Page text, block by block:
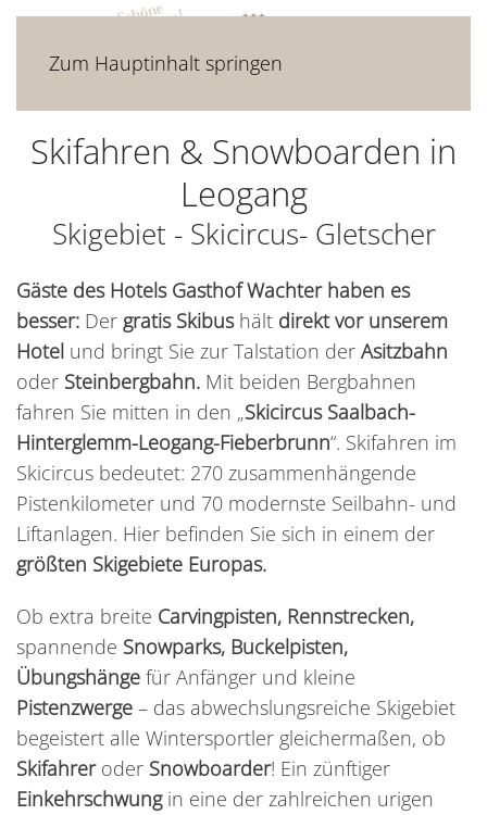
Zum Hauptinhalt springen
Skifahren & Snowboarden in
Leogang
Skigebiet - Skicircus- Gletscher
Gäste des Hotels Gasthof Wachter haben es
besser: Der gratis Skibushält direkt vor unserem
Hotel und bringt Sie zur Talstation der Asitzbahn
oder Steinbergbahn. Mit beiden Bergbahnen
fahren Sie mitten in den „Skicircus Saalbach-
Hinterglemm-Leogang-Fieberbrunn“. Skifahren im
Skicircus bedeutet: 270 zusammenhängende
Pistenkilometer und 70 modernste Seilbahn- und
Liftanlagen. Hier befinden Sie sich in einem der
größten Skigebiete Europas.
Ob extra breite Carvingpisten, Rennstrecken,
spannende Snowparks, Buckelpisten,
Übungshänge für Anfänger und kleine
Pistenzwerge – das abwechslungsreiche Skigebiet
begeistert alle Wintersportler gleichermaßen, ob
Skifahreroder Snowboarder! Ein zünftiger
Einkehrschwungin eine der zahlreichen urigen